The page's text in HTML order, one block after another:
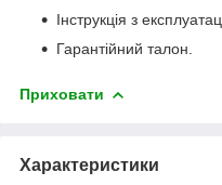
Інструкція з
Гарантійний талон.
Приховати
Характеристики